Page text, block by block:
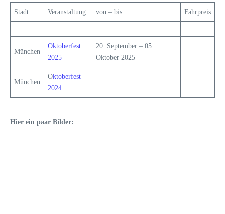
Stadt: Veranstaltung: von – bis Fahrpreis
München
Oktoberfest
2025
20. September – 05.
Oktober 2025
München
Oktoberfest
2024
Hier ein paar Bilder: